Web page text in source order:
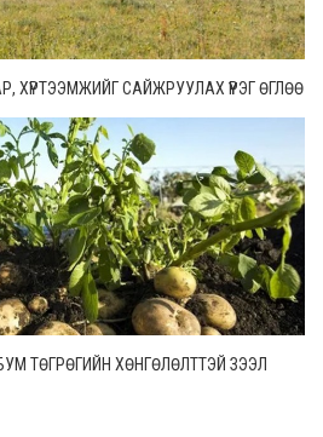
ХҮРТЭЭМЖИЙГ САЙЖРУУЛАХ ҮҮРЭГ ӨГЛӨӨ
ТӨГРӨГИЙН ХӨНГӨЛӨЛТТЭЙ ЗЭЭЛ